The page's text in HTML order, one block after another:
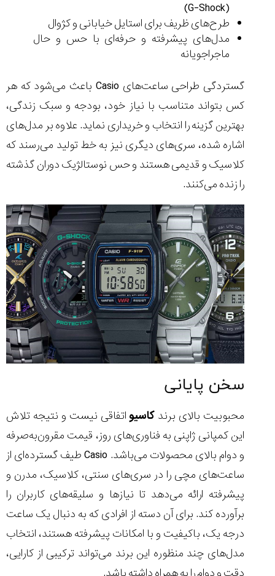
(G-Shock)
طرح‌های ظریف برای استایل خیابانی و کژوال
مدل‌های پیشرفته و حرفه‌ای با حس و حال
ماجراجویانه
گستردگی طراحی ساعت‌های Casio باعث می‌شود که هر
کس بتواند متناسب با نیاز خود، بودجه و سبک زندگی،
بهترین گزینه را انتخاب و خریداری نماید. علاوه بر مدل‌های
اشاره شده، سری‌های دیگری نیز به خط تولید می‌رسند که
کلاسیک و قدیمی هستند و حس نوستالژیک دوران گذشته
را زنده می‌کنند.
سخن پایانی
محبوبیت بالای برند کاسیو اتفاقی نیست و نتیجه تلاش
این کمپانی ژاپنی به فناوری‌های روز، قیمت مقرون‌به‌صرفه
و دوام بالای محصولات می‌باشد. Casio طیف گسترده‌ای از
ساعت‌های مچی را در سری‌های سنتی، کلاسیک، مدرن و
پیشرفته ارائه می‌دهد تا نیازها و سلیقه‌های کاربران را
برآورده کند. برای آن دسته از افرادی که به دنبال یک ساعت
درجه یک، باکیفیت و با امکانات پیشرفته هستند، انتخاب
مدل‌های چند منظوره این برند می‌تواند ترکیبی از کارایی،